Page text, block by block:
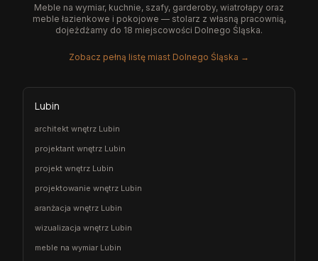
Meble na wymiar, kuchnie, szafy, garderoby, wiatrołapy oraz
meble łazienkowe i pokojowe — stolarz z własną pracownią,
dojeżdżamy do 18 miejscowości Dolnego Śląska.
Zobacz pełną listę miast Dolnego Śląska →
Lubin
architekt wnętrz Lubin
projektant wnętrz Lubin
projekt wnętrz Lubin
projektowanie wnętrz Lubin
aranżacja wnętrz Lubin
wizualizacja wnętrz Lubin
meble na wymiar Lubin